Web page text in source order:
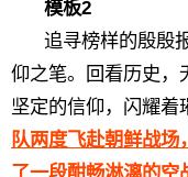
模板2
追寻榜样的殷殷
仰之笔。回看历史，
坚定的信仰，闪耀着
队两度飞赴朝鲜战场
了一段酣畅淋漓的空